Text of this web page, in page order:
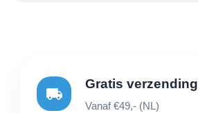
Gratis verzending
Vanaf €49,- (NL)